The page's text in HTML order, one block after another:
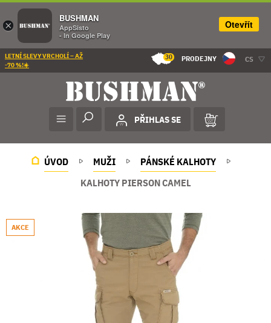
LETNÍ SLEVY VRCHOLÍ – AŽ
-70 %!☀️
30 PRODEJNY CS
PŘIHLAS SE
ÚVOD MUŽI
PÁNSKÉ KALHOTY
KALHOTY PIERSON CAMEL
AKCE
×
BUSHMAN
AppSisto
- In Google Play
Otevřít